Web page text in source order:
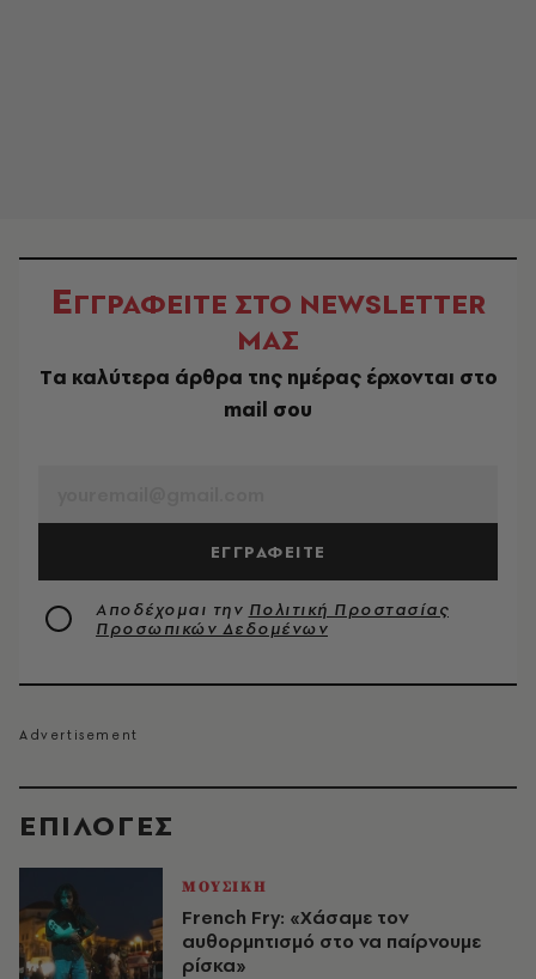
EΠΙΛΟΓΈΣ
ΜΟΥΣΙΚΗ
French Fry: «Χάσαμε τον
αυθορμητισμό στο να παίρνουμε
ρίσκα»
ΕΓΓΡΑΦΕΙΤΕ ΣΤΟ NEWSLETTER
ΜΑΣ
Tα καλύτερα άρθρα της ημέρας έρχονται στο
mail σου
ΕΓΓΡΑΦΕΙΤΕ
Αποδέχομαι την Πολιτική Προστασίας
Προσωπικών Δεδομένων